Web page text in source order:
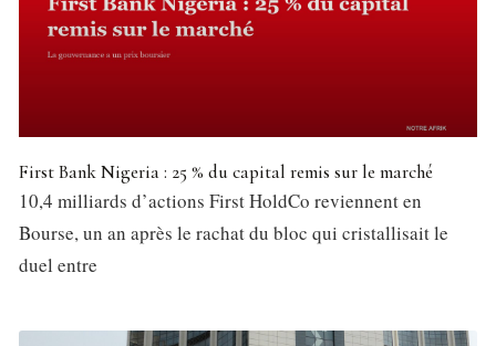
First Bank Nigeria : 25 % du capital remis sur le marché
10,4 milliards d’actions First HoldCo reviennent en
Bourse, un an après le rachat du bloc qui cristallisait le
duel entre